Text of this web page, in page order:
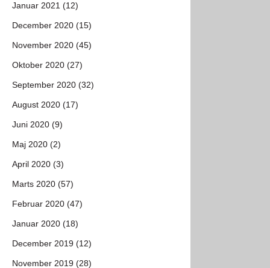
Januar 2021 (12)
December 2020 (15)
November 2020 (45)
Oktober 2020 (27)
September 2020 (32)
August 2020 (17)
Juni 2020 (9)
Maj 2020 (2)
April 2020 (3)
Marts 2020 (57)
Februar 2020 (47)
Januar 2020 (18)
December 2019 (12)
November 2019 (28)